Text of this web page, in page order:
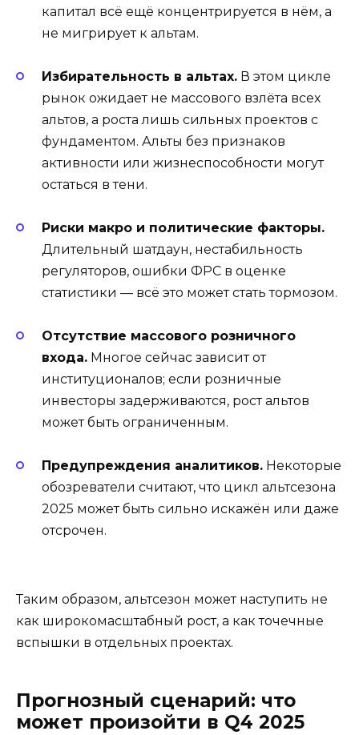
капитал всё ещё концентрируется в нём, а
не мигрирует к альтам.
Избирательность в альтах. В этом цикле
рынок ожидает не массового взлёта всех
альтов, а роста лишь сильных проектов с
фундаментом. Альты без признаков
активности или жизнеспособности могут
остаться в тени.
Риски макро и политические факторы.
Длительный шатдаун, нестабильность
регуляторов, ошибки ФРС в оценке
статистики — всё это может стать тормозом.
Отсутствие массового розничного
входа. Многое сейчас зависит от
институционалов; если розничные
инвесторы задерживаются, рост альтов
может быть ограниченным.
Предупреждения аналитиков. Некоторые
обозреватели считают, что цикл альтсезона
2025 может быть сильно искажён или даже
отсрочен.
Таким образом, альтсезон может наступить не
как широкомасштабный рост, а как точечные
вспышки в отдельных проектах.
Прогнозный сценарий: что
может произойти в Q4 2025